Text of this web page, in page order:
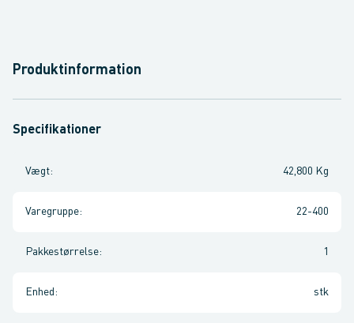
Produktinformation
Specifikationer
Vægt: 42,800 Kg
Varegruppe: 22-400
Pakkestørrelse: 1
Enhed : stk